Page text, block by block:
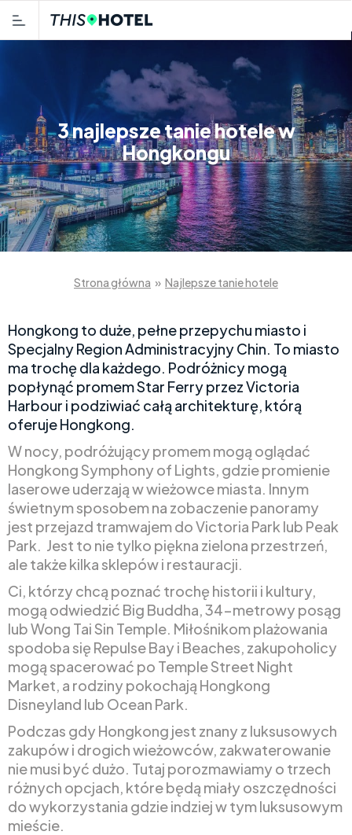
3 najlepsze tanie hotele w
Hongkongu
Strona główna » Najlepsze tanie hotele
Hongkong to duże, pełne przepychu miasto i
Specjalny Region Administracyjny Chin. To miasto
ma trochę dla każdego. Podróżnicy mogą
popłynąć promem Star Ferry przez Victoria
Harbour i podziwiać całą architekturę, którą
oferuje Hongkong.
W nocy, podróżujący promem mogą oglądać
Hongkong Symphony of Lights, gdzie promienie
laserowe uderzają w wieżowce miasta. Innym
świetnym sposobem na zobaczenie panoramy
jest przejazd tramwajem do Victoria Park lub Peak
Park. Jest to nie tylko piękna zielona przestrzeń,
ale także kilka sklepów i restauracji.
Ci, którzy chcą poznać trochę historii i kultury,
mogą odwiedzić Big Buddha, 34-metrowy posąg
lub Wong Tai Sin Temple. Miłośnikom plażowania
spodoba się Repulse Bay i Beaches, zakupoholicy
mogą spacerować po Temple Street Night
Market, a rodziny pokochają Hongkong
Disneyland lub Ocean Park.
Podczas gdy Hongkong jest znany z luksusowych
zakupów i drogich wieżowców, zakwaterowanie
nie musi być dużo. Tutaj porozmawiamy o trzech
różnych opcjach, które będą miały oszczędności
do wykorzystania gdzie indziej w tym luksusowym
mieście.